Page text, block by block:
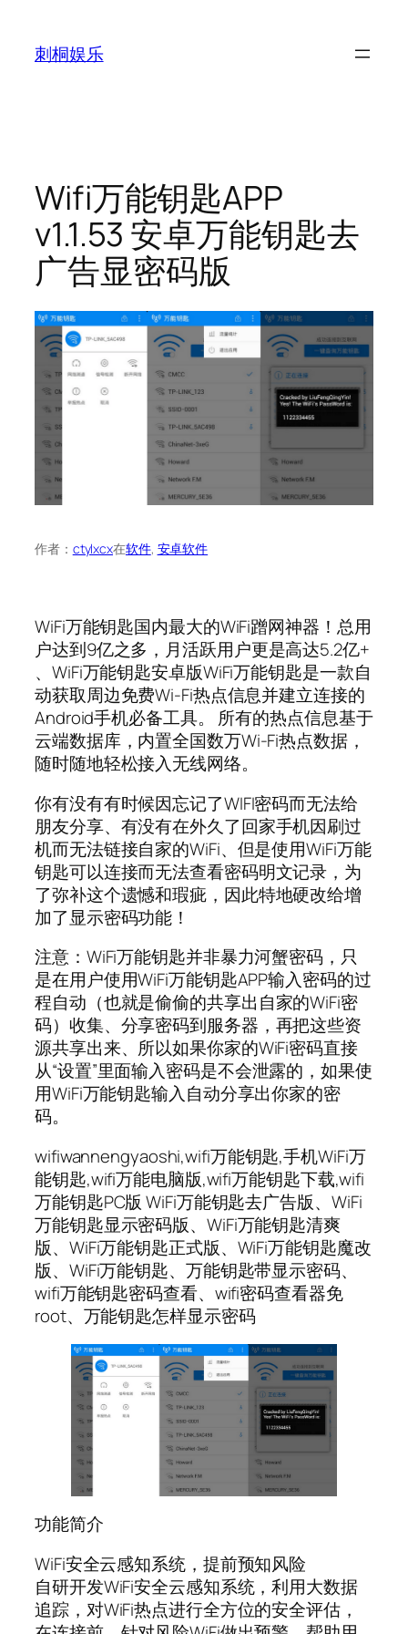
刺桐娱乐
Wifi万能钥匙APP
v1.1.53 安卓万能钥匙去
广告显密码版
作者： ctylxcx在软件, 安卓软件
WiFi万能钥匙国内最大的WiFi蹭网神器！总用
户达到9亿之多，月活跃用户更是高达5.2亿+
、WiFi万能钥匙安卓版WiFi万能钥匙是一款自
动获取周边免费Wi-Fi热点信息并建立连接的
Android手机必备工具。 所有的热点信息基于
云端数据库，内置全国数万Wi-Fi热点数据，
随时随地轻松接入无线网络。
你有没有有时候因忘记了WIFI密码而无法给
朋友分享、有没有在外久了回家手机因刷过
机而无法链接自家的WiFi、但是使用WiFi万能
钥匙可以连接而无法查看密码明文记录，为
了弥补这个遗憾和瑕疵，因此特地硬改给增
加了显示密码功能！
注意：WiFi万能钥匙并非暴力河蟹密码，只
是在用户使用WiFi万能钥匙APP输入密码的过
程自动（也就是偷偷的共享出自家的WiFi密
码）收集、分享密码到服务器，再把这些资
源共享出来、所以如果你家的WiFi密码直接
从“设置”里面输入密码是不会泄露的，如果使
用WiFi万能钥匙输入自动分享出你家的密
码。
wifiwannengyaoshi,wifi万能钥匙,手机WiFi万
能钥匙,wifi万能电脑版,wifi万能钥匙下载,wifi
万能钥匙PC版 WiFi万能钥匙去广告版、WiFi
万能钥匙显示密码版、WiFi万能钥匙清爽
版、WiFi万能钥匙正式版、WiFi万能钥匙魔改
版、WiFi万能钥匙、万能钥匙带显示密码、
wifi万能钥匙密码查看、wifi密码查看器免
root、万能钥匙怎样显示密码
功能简介
WiFi安全云感知系统，提前预知风险
自研开发WiFi安全云感知系统，利用大数据
追踪，对WiFi热点进行全方位的安全评估，